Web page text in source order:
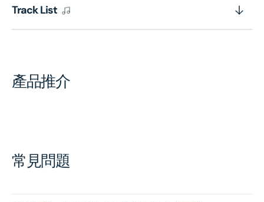
Track List
產品推介
常見問題